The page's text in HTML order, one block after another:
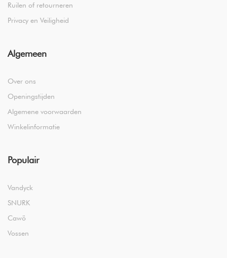
Ruilen of retourneren
Privacy en Veiligheid
Algemeen
Over ons
Openingstijden
Algemene voorwaarden
Winkelinformatie
Populair
Vandyck
SNURK
Cawö
Vossen